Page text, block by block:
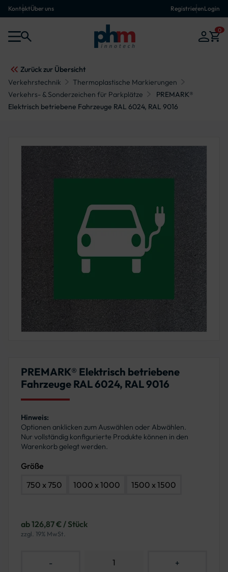
KontaktÜber uns RegistrierenLogin
0
Zurück zur Übersicht
Verkehrstechnik
Thermoplastische Markierungen
Verkehrs- & Sonderzeichen für Parkplätze
PREMARK®
Elektrisch betriebene Fahrzeuge RAL 6024, RAL 9016
PREMARK® Elektrisch betriebene
Fahrzeuge RAL 6024, RAL 9016
Hinweis:
Optionen anklicken zum Auswählen oder Abwählen.
Nur vollständig konfigurierte Produkte können in den
Warenkorb gelegt werden.
Größe
750 x 750
1000 x 1000 1500 x 1500
ab 126,87 € / Stück
zzgl. 19% MwSt.
- +